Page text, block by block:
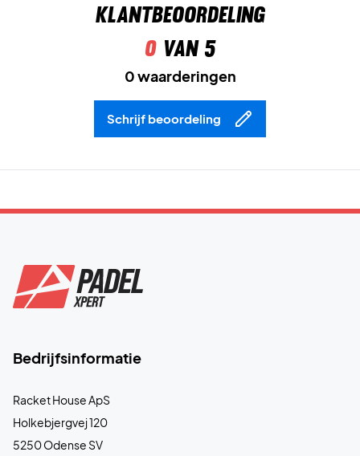
Klantbeoordeling
0van 5
0 waarderingen
Schrijf beoordeling
Bedrijfsinformatie
Racket House ApS
Holkebjergvej 120
5250 Odense SV